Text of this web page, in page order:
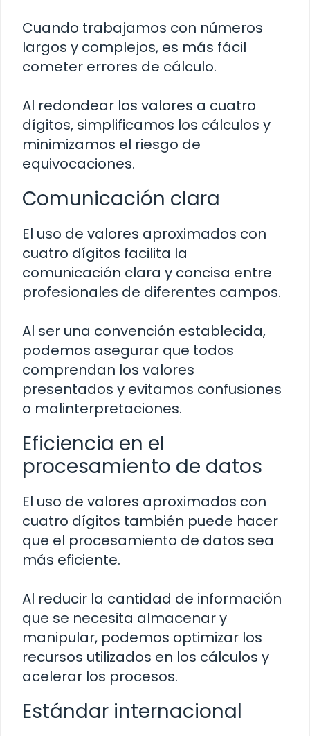
Cuando trabajamos con números
largos y complejos, es más fácil
cometer errores de cálculo.
Al redondear los valores a cuatro
dígitos, simplificamos los cálculos y
minimizamos el riesgo de
equivocaciones.
Comunicación clara
El uso de valores aproximados con
cuatro dígitos facilita la
comunicación clara y concisa entre
profesionales de diferentes campos.
Al ser una convención establecida,
podemos asegurar que todos
comprendan los valores
presentados y evitamos confusiones
o malinterpretaciones.
Eficiencia en el
procesamiento de datos
El uso de valores aproximados con
cuatro dígitos también puede hacer
que el procesamiento de datos sea
más eficiente.
Al reducir la cantidad de información
que se necesita almacenar y
manipular, podemos optimizar los
recursos utilizados en los cálculos y
acelerar los procesos.
Estándar internacional